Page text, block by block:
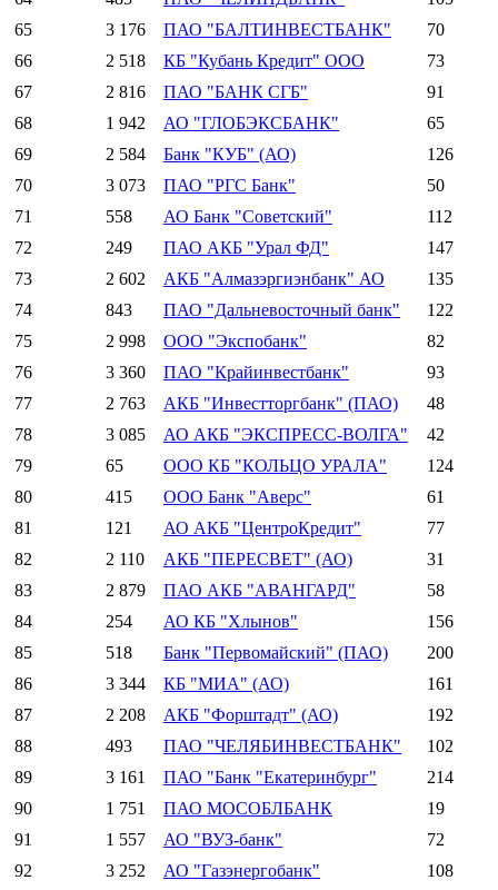
65
3 176 ПАО "БАЛТИНВЕСТБАНК"
70
66
2 518 КБ "Кубань Кредит" ООО
73
67
2 816 ПАО "БАНК СГБ"
91
68
1 942 АО "ГЛОБЭКСБАНК"
65
69
2 584 Банк "КУБ" (АО)
126
70
3 073 ПАО "РГС Банк"
50
71
558 АО Банк "Советский"
112
72
249 ПАО АКБ "Урал ФД"
147
73
2 602 АКБ "Алмазэргиэнбанк" АО
135
74
843 ПАО "Дальневосточный банк"
122
75
2 998 ООО "Экспобанк"
82
76
3 360 ПАО "Крайинвестбанк"
93
77
2 763 АКБ "Инвестторгбанк" (ПАО)
48
78
3 085 АО АКБ "ЭКСПРЕСС-ВОЛГА"
42
79
65 ООО КБ "КОЛЬЦО УРАЛА"
124
80
415 ООО Банк "Аверс"
61
81
121 АО АКБ "ЦентроКредит"
77
82
2 110 АКБ "ПЕРЕСВЕТ" (АО)
31
83
2 879 ПАО АКБ "АВАНГАРД"
58
84
254 АО КБ "Хлынов"
156
85
518 Банк "Первомайский" (ПАО)
200
86
3 344 КБ "МИА" (АО)
161
87
2 208 АКБ "Форштадт" (АО)
192
88
493 ПАО "ЧЕЛЯБИНВЕСТБАНК"
102
89
3 161 ПАО "Банк "Екатеринбург"
214
90
1 751 ПАО МОСОБЛБАНК
19
91
1 557 АО "ВУЗ-банк"
72
92
3 252 АО "Газэнергобанк" 108